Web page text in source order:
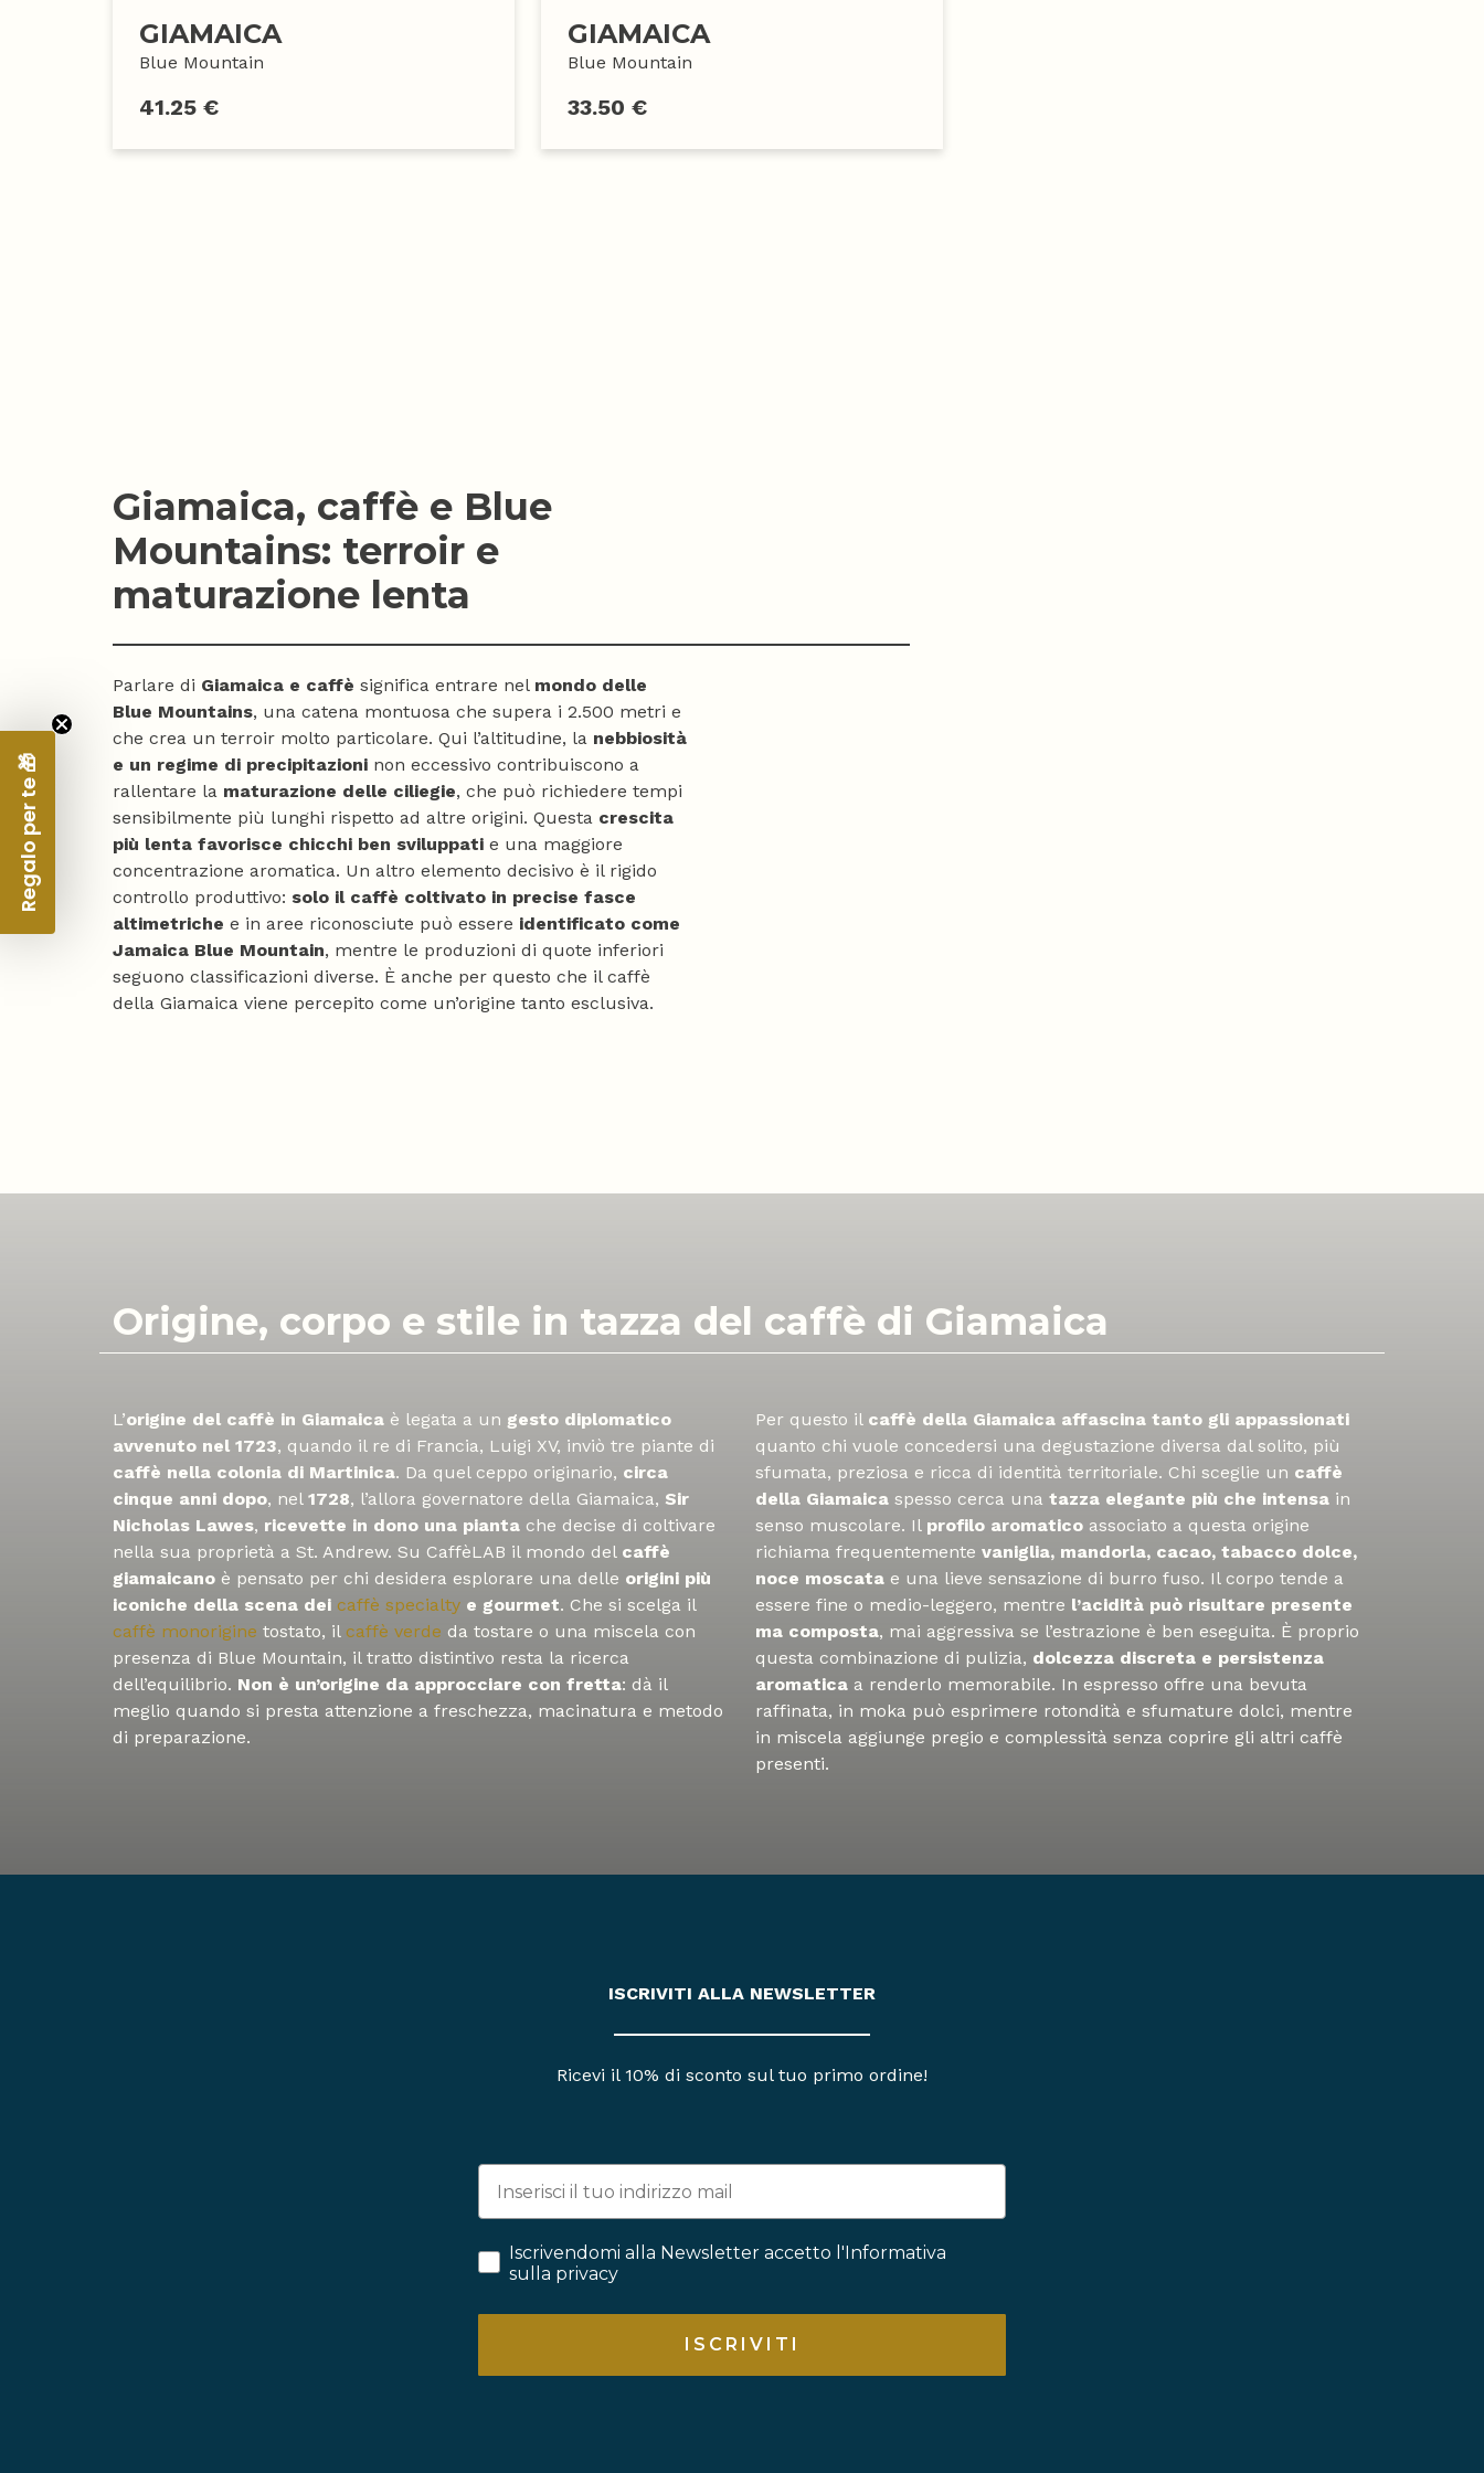
GIAMAICA
Blue Mountain
41.25 €
GIAMAICA
Blue Mountain
33.50 €
Giamaica, caffè e Blue
Mountains: terroir e
maturazione lenta
Parlare di Giamaica e caffè significa entrare nel mondo delle
Blue Mountains, una catena montuosa che supera i 2.500 metri e
che crea un terroir molto particolare. Qui l’altitudine, la nebbiosità
e un regime di precipitazioni non eccessivo contribuiscono a
rallentare la maturazione delle ciliegie, che può richiedere tempi
sensibilmente più lunghi rispetto ad altre origini. Questa crescita
più lenta favorisce chicchi ben sviluppati e una maggiore
concentrazione aromatica. Un altro elemento decisivo è il rigido
controllo produttivo: solo il caffè coltivato in precise fasce
altimetriche e in aree riconosciute può essere identificato come
Jamaica Blue Mountain, mentre le produzioni di quote inferiori
seguono classificazioni diverse. È anche per questo che il caffè
della Giamaica viene percepito come un’origine tanto esclusiva.
Origine, corpo e stile in tazza del caffè di Giamaica
L’origine del caffè in Giamaica è legata a un gesto diplomatico
avvenuto nel 1723, quando il re di Francia, Luigi XV, inviò tre piante di
caffè nella colonia di Martinica. Da quel ceppo originario, circa
cinque anni dopo, nel 1728, l’allora governatore della Giamaica, Sir
Nicholas Lawes, ricevette in dono una pianta che decise di coltivare
nella sua proprietà a St. Andrew. Su CaffèLAB il mondo del caffè
giamaicano è pensato per chi desidera esplorare una delle origini più
iconiche della scena dei caffè specialty e gourmet. Che si scelga il
caffè monorigine tostato, il caffè verde da tostare o una miscela con
presenza di Blue Mountain, il tratto distintivo resta la ricerca
dell’equilibrio. Non è un’origine da approcciare con fretta: dà il
meglio quando si presta attenzione a freschezza, macinatura e metodo
di preparazione.
Per questo il caffè della Giamaica affascina tanto gli appassionati
quanto chi vuole concedersi una degustazione diversa dal solito, più
sfumata, preziosa e ricca di identità territoriale. Chi sceglie un caffè
della Giamaica spesso cerca una tazza elegante più che intensa in
senso muscolare. Il profilo aromatico associato a questa origine
richiama frequentemente vaniglia, mandorla, cacao, tabacco dolce,
noce moscata e una lieve sensazione di burro fuso. Il corpo tende a
essere fine o medio-leggero, mentre l’acidità può risultare presente
ma composta, mai aggressiva se l’estrazione è ben eseguita. È proprio
questa combinazione di pulizia, dolcezza discreta e persistenza
aromatica a renderlo memorabile. In espresso offre una bevuta
raffinata, in moka può esprimere rotondità e sfumature dolci, mentre
in miscela aggiunge pregio e complessità senza coprire gli altri caffè
presenti.
ISCRIVITI ALLA NEWSLETTER
Ricevi il 10% di sconto sul tuo primo ordine!
Iscrivendomi alla Newsletter accetto l'Informativa
sulla privacy
ISCRIVITI
Regalo per te 🎁